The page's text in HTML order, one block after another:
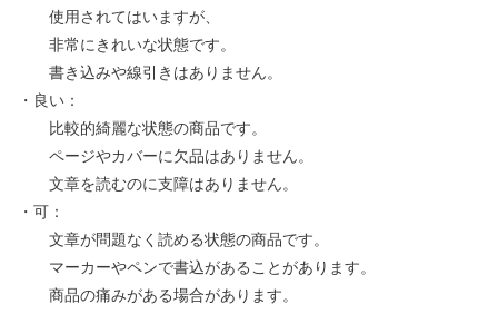
使用されてはいますが、
非常にきれいな状態です。
書き込みや線引きはありません。
・良い：
比較的綺麗な状態の商品です。
ページやカバーに欠品はありません。
文章を読むのに支障はありません。
・可：
文章が問題なく読める状態の商品です。
マーカーやペンで書込があることがあります。
商品の痛みがある場合があります。